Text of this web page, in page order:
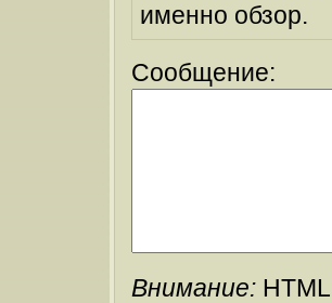
именно обзор.
Сообщение:
Внимание: